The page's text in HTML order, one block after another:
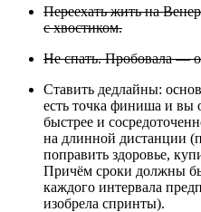
Переехать жить на
с хвостиком.
Не спать. Пробовала —
Ставить дедлайны:
есть точка финиша и вы
быстрее и
на длинной дистанции
поправить здоровье,
Причём сроки должны
каждого интервала
изобрела спринты).